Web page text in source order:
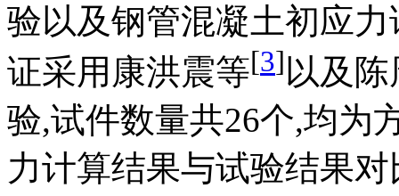
验以及钢管混凝土初应
证采用康洪震等[3]以及
验,试件数量共26个,均为
力计算结果与试验结果对